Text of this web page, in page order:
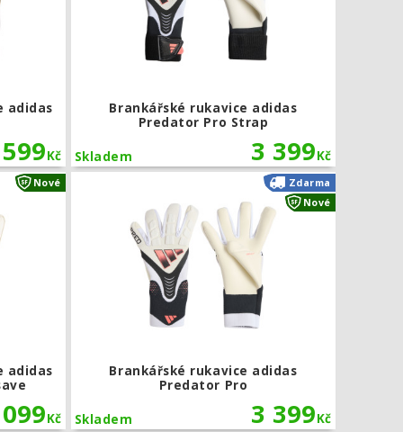
adidas
599Kč
Brankářské rukavice adidas
Predator Pro Strap
3 399Kč
Skladem
Infinity Evolution NC
adidas
Kč
Nové Dětské brankářské rukavice adidas Predator Match
Brankářské rukavice adidas
Predator Pro
3 399Kč
Skladem
Zdarma
Nové